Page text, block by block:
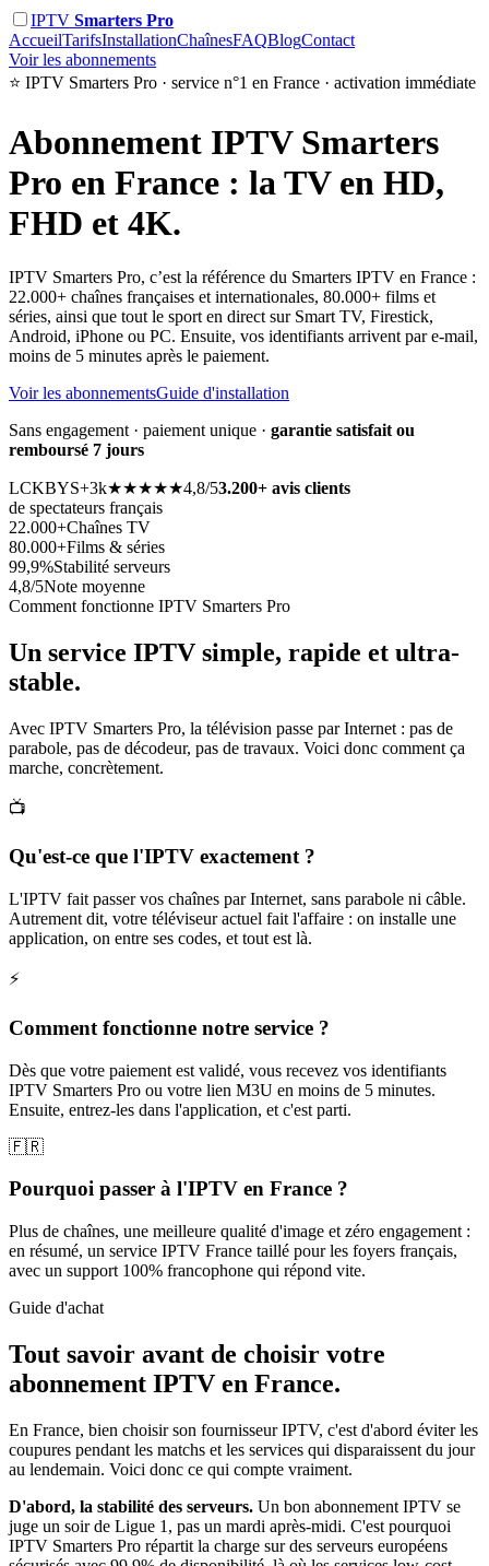
IPTV Smarters Pro
AccueilTarifsInstallationChaînesFAQBlogContact
Voir les abonnements
⭐ IPTV Smarters Pro · service n°1 en France · activation immédiate
Abonnement IPTV Smarters
Pro en France : la TV en HD,
FHD et 4K.
IPTV Smarters Pro, c’est la référence du Smarters IPTV en France :
22.000+ chaînes françaises et internationales, 80.000+ films et
séries, ainsi que tout le sport en direct sur Smart TV, Firestick,
Android, iPhone ou PC. Ensuite, vos identifiants arrivent par e-mail,
moins de 5 minutes après le paiement.
Voir les abonnementsGuide d'installation
Sans engagement · paiement unique · garantie satisfait ou
remboursé 7 jours
LCKBYS+3k★★★★★4,8/53.200+ avis clients
de spectateurs français
22.000+Chaînes TV
80.000+Films & séries
99,9%Stabilité serveurs
4,8/5Note moyenne
Comment fonctionne IPTV Smarters Pro
Un service IPTV simple, rapide et ultra-
stable.
Avec IPTV Smarters Pro, la télévision passe par Internet : pas de
parabole, pas de décodeur, pas de travaux. Voici donc comment ça
marche, concrètement.
📺
Qu'est-ce que l'IPTV exactement ?
L'IPTV fait passer vos chaînes par Internet, sans parabole ni câble.
Autrement dit, votre téléviseur actuel fait l'affaire : on installe une
application, on entre ses codes, et tout est là.
⚡
Comment fonctionne notre service ?
Dès que votre paiement est validé, vous recevez vos identifiants
IPTV Smarters Pro ou votre lien M3U en moins de 5 minutes.
Ensuite, entrez-les dans l'application, et c'est parti.
🇫🇷
Pourquoi passer à l'IPTV en France ?
Plus de chaînes, une meilleure qualité d'image et zéro engagement :
en résumé, un service IPTV France taillé pour les foyers français,
avec un support 100% francophone qui répond vite.
Guide d'achat
Tout savoir avant de choisir votre
abonnement IPTV en France.
En France, bien choisir son fournisseur IPTV, c'est d'abord éviter les
coupures pendant les matchs et les services qui disparaissent du jour
au lendemain. Voici donc ce qui compte vraiment.
D'abord, la stabilité des serveurs. Un bon abonnement IPTV se
juge un soir de Ligue 1, pas un mardi après-midi. C'est pourquoi
IPTV Smarters Pro répartit la charge sur des serveurs européens